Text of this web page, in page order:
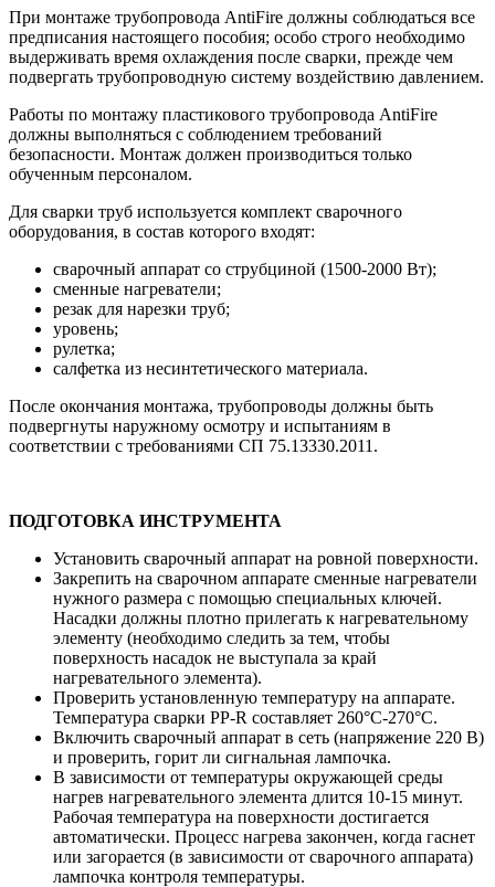
При монтаже трубопровода AntiFire должны соблюдаться все
предписания настоящего пособия; особо строго необходимо
выдерживать время охлаждения после сварки, прежде чем
подвергать трубопроводную систему воздействию давлением.
Работы по монтажу пластикового трубопровода AntiFire
должны выполняться с соблюдением требований
безопасности. Монтаж должен производиться только
обученным персоналом.
Для сварки труб используется комплект сварочного
оборудования, в состав которого входят:
сварочный аппарат со струбциной (1500-2000 Вт);
сменные нагреватели;
резак для нарезки труб;
уровень;
рулетка;
салфетка из несинтетического материала.
После окончания монтажа, трубопроводы должны быть
подвергнуты наружному осмотру и испытаниям в
соответствии с требованиями СП 75.13330.2011.
ПОДГОТОВКА ИНСТРУМЕНТА
Установить сварочный аппарат на ровной поверхности.
Закрепить на сварочном аппарате сменные нагреватели
нужного размера с помощью специальных ключей.
Насадки должны плотно прилегать к нагревательному
элементу (необходимо следить за тем, чтобы
поверхность насадок не выступала за край
нагревательного элемента).
Проверить установленную температуру на аппарате.
Температура сварки PP-R составляет 260°С-270°С.
Включить сварочный аппарат в сеть (напряжение 220 В)
и проверить, горит ли сигнальная лампочка.
В зависимости от температуры окружающей среды
нагрев нагревательного элемента длится 10-15 минут.
Рабочая температура на поверхности достигается
автоматически. Процесс нагрева закончен, когда гаснет
или загорается (в зависимости от сварочного аппарата)
лампочка контроля температуры.